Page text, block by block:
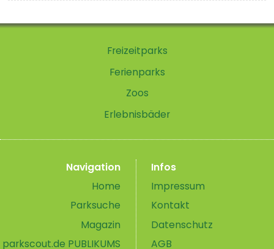
Freizeitparks
Ferienparks
Zoos
Erlebnisbäder
Navigation
Home
Parksuche
Magazin
parkscout.de PUBLIKUMS
Infos
Impressum
Kontakt
Datenschutz
AGB